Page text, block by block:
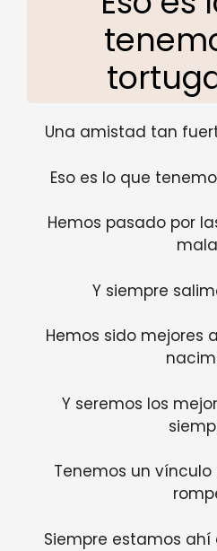
Una amistad tan
Eso es lo que
Hemos pasado por
Y siempre
Hemos sido mejores
Y seremos los
Tenemos un
Siempre estamos